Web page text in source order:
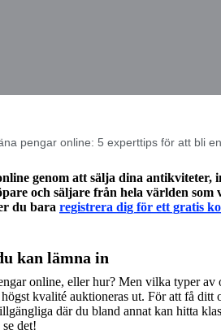
pengar online: 5 experttips för att bli
genom att sälja dina
och säljare från hela världen
du bara registrera dig för ett gratis
kan lämna in
online, eller hur? Men vilka typer
kvalité auktioneras ut. För att få
där du bland annat kan hitta
det!